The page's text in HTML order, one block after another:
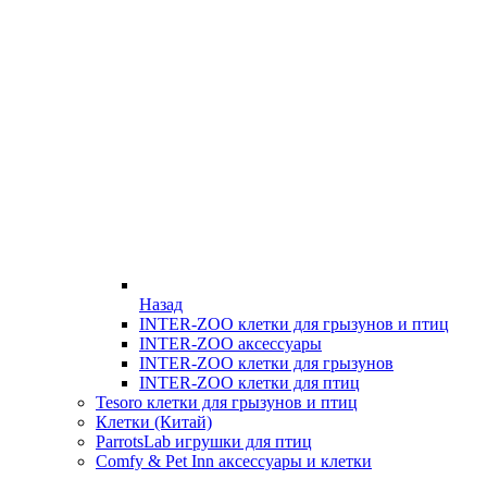
Назад
INTER-ZOO клетки для грызунов и птиц
INTER-ZOO аксессуары
INTER-ZOO клетки для грызунов
INTER-ZOO клетки для птиц
Tesoro клетки для грызунов и птиц
Клетки (Китай)
ParrotsLab игрушки для птиц
Comfy & Pet Inn аксессуары и клетки